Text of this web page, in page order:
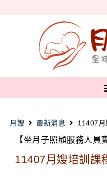
月嫂 最新消息 11407月
【坐月子照顧服務人員
11407月嫂培訓課